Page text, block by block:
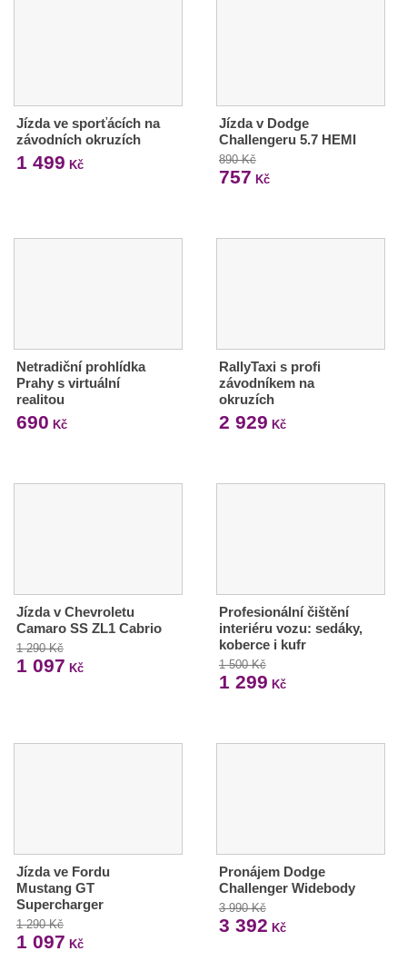
Jízda ve sporťácích na
závodních okruzích
1 499 Kč
Jízda v Dodge
Challengeru 5.7 HEMI
890 Kč
757 Kč
Netradiční prohlídka
Prahy s virtuální
realitou
690 Kč
RallyTaxi s profi
závodníkem na
okruzích
2 929 Kč
Jízda v Chevroletu
Camaro SS ZL1 Cabrio
1 290 Kč
1 097 Kč
Profesionální čištění
interiéru vozu: sedáky,
koberce i kufr
1 500 Kč
1 299 Kč
Jízda ve Fordu
Mustang GT
Supercharger
1 290 Kč
1 097 Kč
Pronájem Dodge
Challenger Widebody
3 990 Kč
3 392 Kč